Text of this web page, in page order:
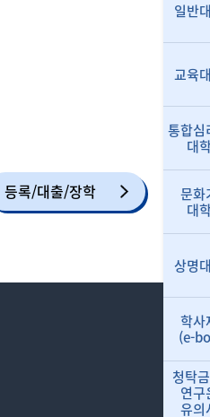
일반
교육
통합심
대
문화
대
상명
학사
(e-
청탁
연구
유의
등록/대출/장학